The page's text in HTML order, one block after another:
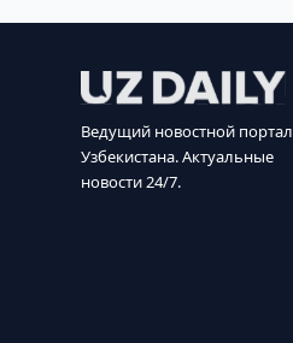
Ведущий новостной портал
Узбекистана. Актуальные
новости 24/7.